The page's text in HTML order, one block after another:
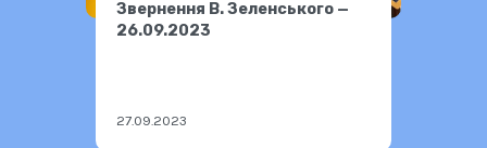
Звернення В. Зеленського —
26.09.2023
27.09.2023